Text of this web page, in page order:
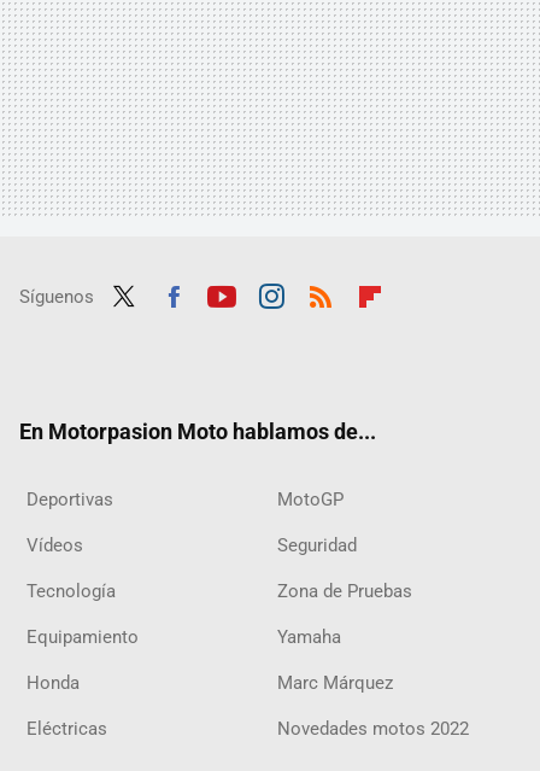
Síguenos
En Motorpasion Moto hablamos de...
Deportivas MotoGP
Vídeos Seguridad
Tecnología Zona de Pruebas
Equipamiento Yamaha
Honda Marc Márquez
Eléctricas Novedades motos 2022